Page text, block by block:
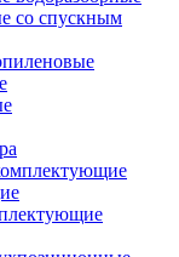
со спускным